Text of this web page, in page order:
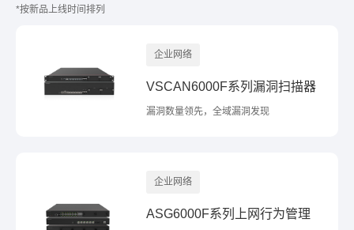
*按新品上线时间排列
企业网络
VSCAN6000F系列漏洞扫描器
漏洞数量领先，全域漏洞发现
企业网络
ASG6000F系列上网行为管理